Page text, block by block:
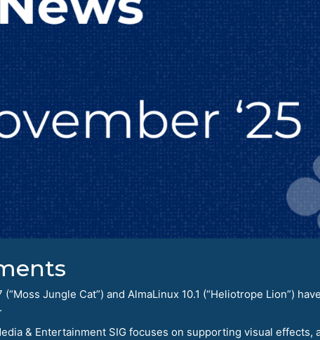
(“Moss Jungle Cat”) and AlmaLinux 10.1 (“Heliotrope Lion”)
& Entertainment SIG focuses on supporting visual